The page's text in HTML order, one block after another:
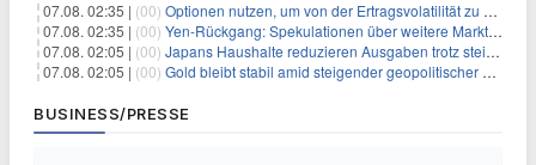
07.08. 02:35 | (00) Optionen nutzen, um von der Ertragsvolatilität zu profitieren
07.08. 02:35 | (00) Yen-Rückgang: Spekulationen über weitere Marktinterventionen nehmen zu
07.08. 02:05 | (00) Japans Haushalte reduzieren Ausgaben trotz steigender Löhne: Ein Warnsignal für das Wachstum
07.08. 02:05 | (00) Gold bleibt stabil amid steigender geopolitischer Spannungen im Persischen Golf
BUSINESS/PRESSE